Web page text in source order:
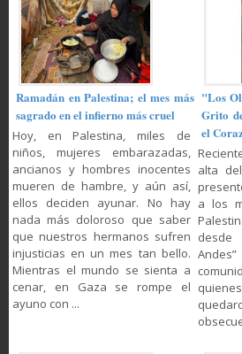
Ramadán en Palestina; el mes más
sagrado en el infierno más cruel
Hoy, en Palestina, miles de
niños, mujeres embarazadas,
ancianos y hombres inocentes
mueren de hambre, y aún así,
ellos deciden ayunar. No hay
nada más doloroso que saber
que nuestros hermanos sufren
injusticias en un mes tan bello.
Mientras el mundo se sienta a
cenar, en Gaza se rompe el
ayuno con ...
"Los
Grito
el
alta
a los